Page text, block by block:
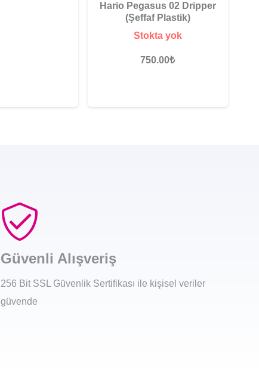
Hario Pegasus 02 Dripper
(Şeffaf Plastik)
Stokta yok
750.00₺
Güvenli Alışveriş
256 Bit SSL Güvenlik Sertifikası ile kişisel veriler
güvende